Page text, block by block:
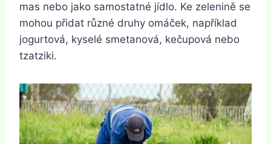
mas nebo jako samostatné jídlo. Ke zelenině se
mohou přidat různé druhy omáček, například
jogurtová, kyselé smetanová, kečupová nebo
tzatziki.